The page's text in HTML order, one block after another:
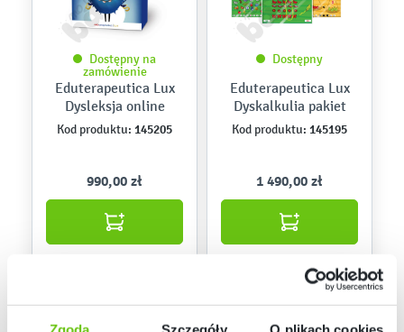
Dostępny na
zamówienie
Eduterapeutica Lux
Dysleksja online
Kod produktu: 145205
990,00 zł
Dostępny
Eduterapeutica Lux
Dyskalkulia pakiet
Kod produktu: 145195
1 490,00 zł